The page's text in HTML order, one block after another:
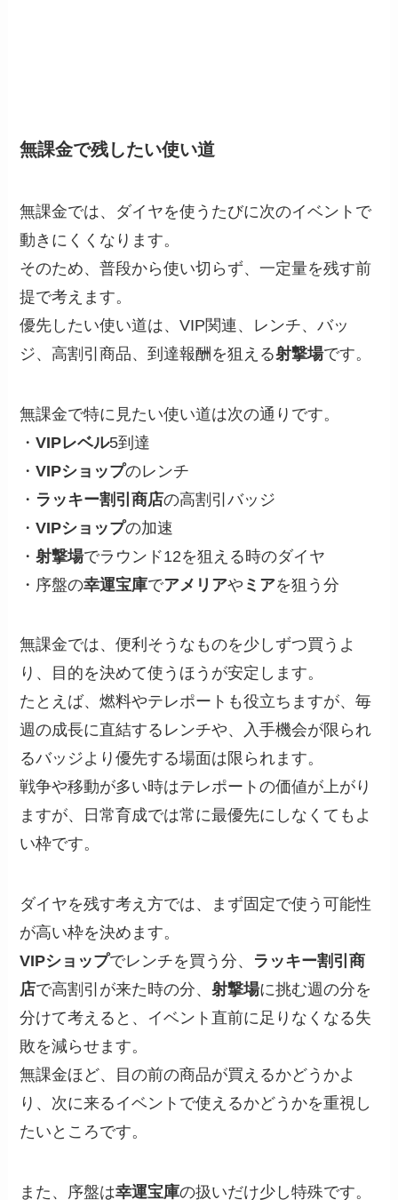
無課金で残したい使い道
無課金では、ダイヤを使うたびに次のイベントで
動きにくくなります。
そのため、普段から使い切らず、一定量を残す前
提で考えます。
優先したい使い道は、VIP関連、レンチ、バッ
ジ、高割引商品、到達報酬を狙える射撃場です。
無課金で特に見たい使い道は次の通りです。
・VIPレベル5到達
・VIPショップのレンチ
・ ラッキー割引商店の高割引バッジ
・VIPショップの加速
・射撃場でラウンド12を狙える時のダイヤ
・序盤の幸運宝庫でアメリアや ミアを狙う分
無課金では、便利そうなものを少しずつ買うよ
り、目的を決めて使うほうが安定します。
たとえば、燃料やテレポートも役立ちますが、毎
週の成長に直結するレンチや、入手機会が限られ
るバッジより優先する場面は限られます。
戦争や移動が多い時はテレポートの価値が上がり
ますが、日常育成では常に最優先にしなくてもよ
い枠です。
ダイヤを残す考え方では、まず固定で使う可能性
が高い枠を決めます。
VIPショップでレンチを買う分、 ラッキー割引商
店で高割引が来た時の分、射撃場に挑む週の分を
分けて考えると、イベント直前に足りなくなる失
敗を減らせます。
無課金ほど、目の前の商品が買えるかどうかよ
り、次に来るイベントで使えるかどうかを重視し
たいところです。
また、序盤は幸運宝庫の扱いだけ少し特殊です。